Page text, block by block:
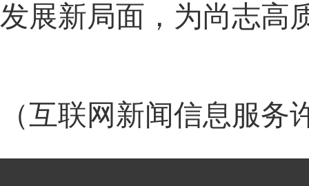
发展新局面，为尚志高
（互联网新闻信息服务